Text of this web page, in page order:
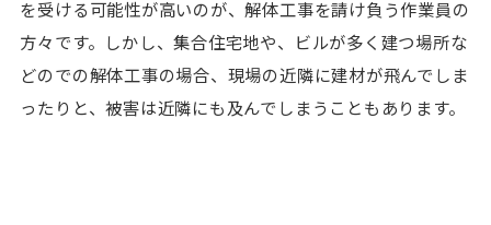
を受ける可能性が高いのが、解体工事を請け負う作業員の
方々です。しかし、集合住宅地や、ビルが多く建つ場所な
どのでの解体工事の場合、現場の近隣に建材が飛んでしま
ったりと、被害は近隣にも及んでしまうこともあります。